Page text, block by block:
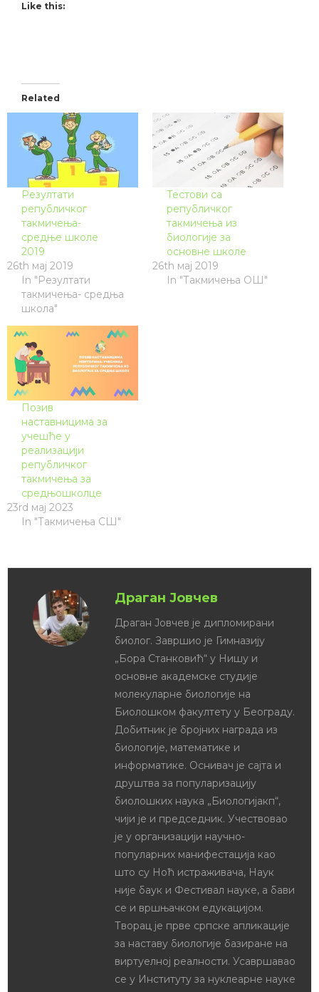
Like this:
Related
Резултати
републичког
такмичења-
средње школе
2019
26th мај 2019
In "Резултати
такмичења- средња
школа"
Тестови са
републичког
такмичења из
биологије за
основне школе
26th мај 2019
In "Такмичења ОШ"
Позив
наставницима за
учешће у
реализацији
републичког
такмичења за
средњошколце
23rd мај 2023
In "Такмичења СШ"
Драган Јовчев
Драган Јовчев је дипломирани
биолог. Завршио је Гимназију
„Бора Станковић“ у Нишу и
основне академске студије
молекуларне биологије на
Биолошком факултету у Београду.
Добитник је бројних награда из
биологије, математике и
информатике. Оснивач је сајта и
друштва за популаризацију
биолошких наука „Биологијакп“,
чији је и председник. Учествовао
је у организацији научно-
популарних манифестација као
што су Ноћ истраживача, Наук
није баук и Фестивал науке, а бави
се и вршњачком едукацијом.
Творац је прве српске апликације
за наставу биологије базиране на
виртуелној реалности. Усавршавао
се у Институту за нуклеарне науке